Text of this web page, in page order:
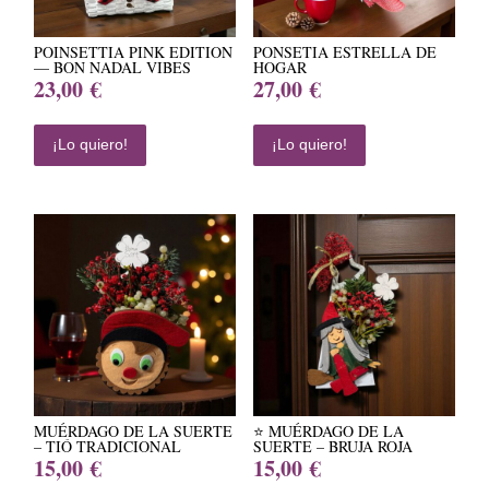
POINSETTIA PINK EDITION
— BON NADAL VIBES
23,00€
¡Lo quiero!
PONSETIA ESTRELLA DE
HOGAR
27,00€
¡Lo quiero!
MUÉRDAGO DE LA SUERTE
– TIÓ TRADICIONAL
15,00€
⭐ MUÉRDAGO DE LA
SUERTE – BRUJA ROJA
15,00€